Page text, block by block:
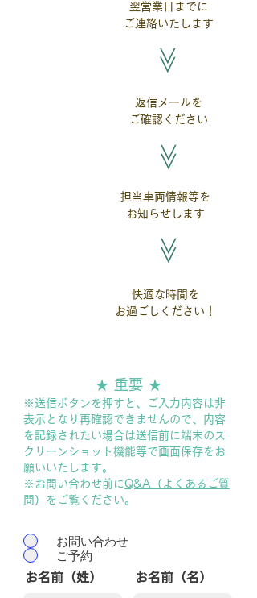
翌営業日までに
​ご連絡いたします
返信メールを
​ご確認ください
担当車両情報等を
​お知らせします
​快適な時間を
​お過ごしください！
​≫
​≫
​≫
★ 重要 ★​
※送信ボタンを押すと、ご入力内容は非
表示となり再確認できませんので、内容
を記録されたい場合は送信前に端末のス
クリーンショット機能等で画面保存をお
願いいたします。
※お問い合わせ前にQ&A（ よくあるご質
問）
をご覧ください。
お問い合わせ
ご予約
お名前（姓） お名前（名）